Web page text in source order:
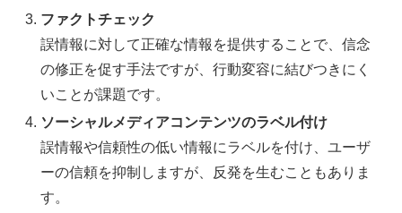
ファクトチェック
誤情報に対して正確な情報を提供することで、信念
の修正を促す手法ですが、行動変容に結びつきにく
いことが課題です。
ソーシャルメディアコンテンツのラベル付け
誤情報や信頼性の低い情報にラベルを付け、ユーザ
ーの信頼を抑制しますが、反発を生むこともありま
す。